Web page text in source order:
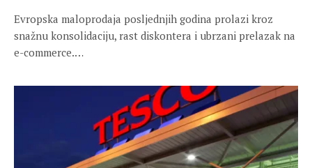
Evropska maloprodaja posljednjih godina prolazi kroz
snažnu konsolidaciju, rast diskontera i ubrzani prelazak na
e-commerce.…